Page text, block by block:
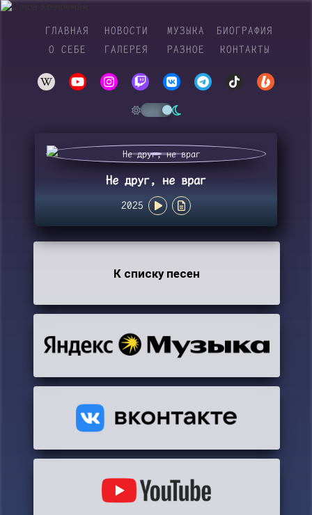
ГЛАВНАЯ НОВОСТИ МУЗЫКА
БИОГРАФИЯ
О СЕБЕ
ГАЛЕРЕЯ РАЗНОЕ КОНТАКТЫ
Не друг, не враг
2025
К списку песен